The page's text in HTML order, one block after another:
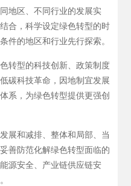
地区、不同行业的发展实
合，科学设定绿色转型的时
件的地区和行业先行探索。
转型的科技创新、政策制度
碳科技革命，因地制宜发展
系，为绿色转型提供更强创
展和减排、整体和局部、当
善防范化解绿色转型面临的
源安全、产业链供应链安